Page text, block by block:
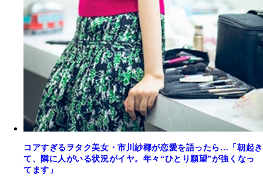
コアすぎるヲタク美女・市川紗椰が恋愛を語ったら…「朝起き
て、隣に人がいる状況がイヤ。年々“ひとり願望”が強くなっ
てます」